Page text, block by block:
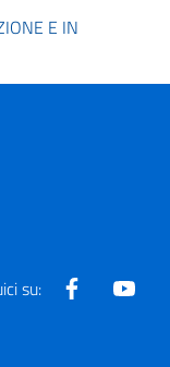
E IN
su: Facebook